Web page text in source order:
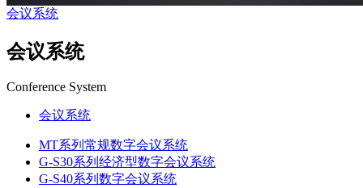
会议系统
会议系统
Conference System
会议系统
MT系列常规数字会议系统
G-S30系列经济型数字会议系统
G-S40系列数字会议系统